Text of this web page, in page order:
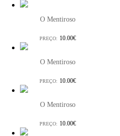
O Mentiroso
PREÇO: 10.00€
O Mentiroso
PREÇO: 10.00€
O Mentiroso
PREÇO: 10.00€